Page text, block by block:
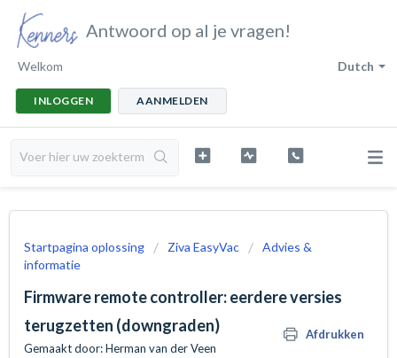
Antwoord op al je vragen!
Dutch
Welkom
INLOGGEN AANMELDEN
Startpagina oplossing Ziva EasyVac
Advies &
informatie
Firmware remote controller: eerdere versies
terugzetten (downgraden)
Afdrukken
Gemaakt door: Herman van der Veen